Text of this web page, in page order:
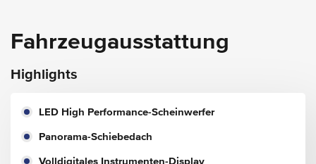
Fahrzeugausstattung
Highlights
LED High Performance-Scheinwerfer
Panorama-Schiebedach
Volldigitales Instrumenten-Display